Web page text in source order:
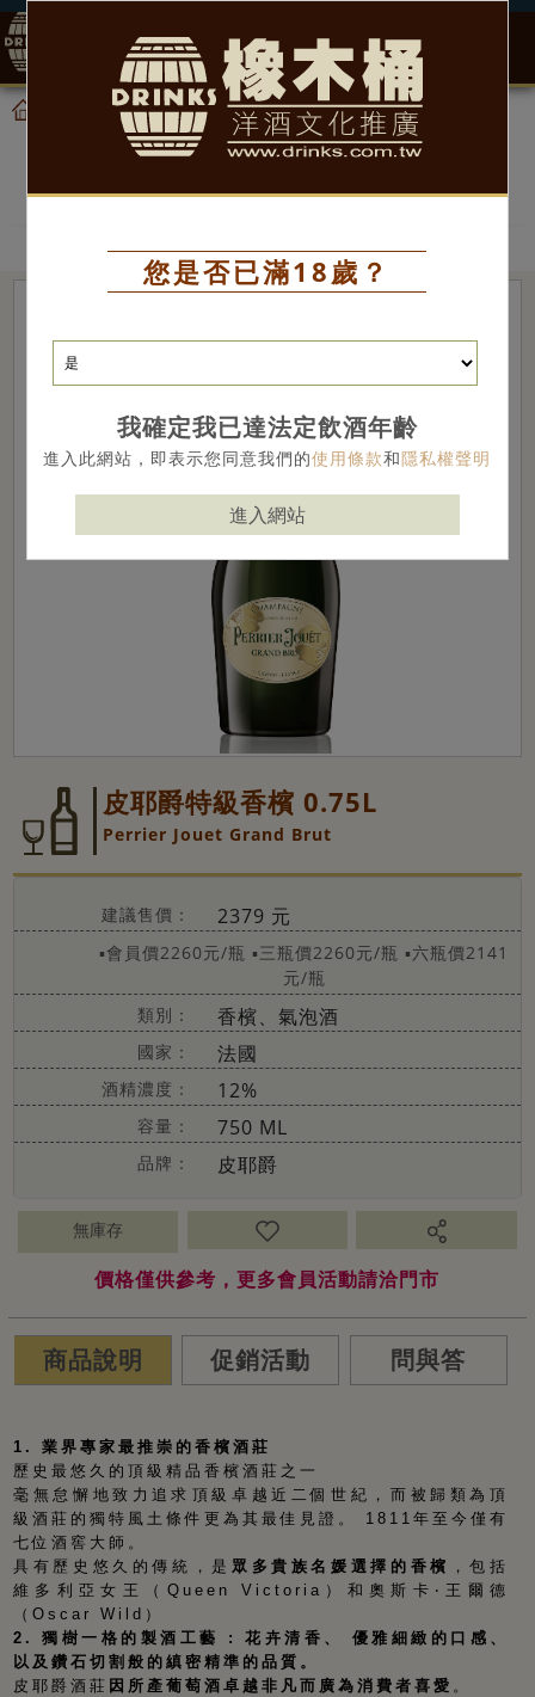
0
您是否已滿18歲？
我確定我已達法定飲酒年齡
進入此網站，即表示您同意我們的使用條款和隱私權聲明
進入網站
產品 香檳、氣泡酒
香檳、氣泡酒
皮耶爵特級香檳 0.75L
Perrier Jouet Grand Brut
建議售價： 2379 元
▪會員價2260元/瓶 ▪三瓶價2260元/瓶 ▪六瓶價2141
元/瓶
類別：
香檳、氣泡酒
國家： 法國
酒精濃度： 12%
容量： 750 ML
品牌： 皮耶爵
無庫存
價格僅供參考，更多會員活動請洽門市
商品說明 促銷活動 問與答
1. 業界專家最推崇的香檳酒莊
歷史最悠久的頂級精品香檳酒莊之一
毫無怠懈地致力追求頂級卓越近二個世紀，而被歸類為頂
級酒莊的獨特風土條件更為其最佳見證。
1811年至今僅有
七位酒窖大師。
具有歷史悠久的傳統，是 眾多貴族名媛選擇的香檳
，包括
維多利亞女王（ Queen Victoria ）和奧斯卡‧王爾德
（ Oscar Wild ）
2.獨樹一格的製酒工藝 :花卉清香、
優雅細緻的口感、
以及鑽石切割般的縝密精準的品質。
皮耶爵酒莊 因所產葡萄酒卓越非凡而廣為消費者喜愛 。